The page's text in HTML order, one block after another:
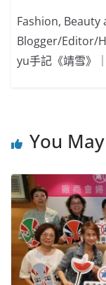
Fashion, Beauty
Blogger/Editor/
yu手記《靖雪》
You